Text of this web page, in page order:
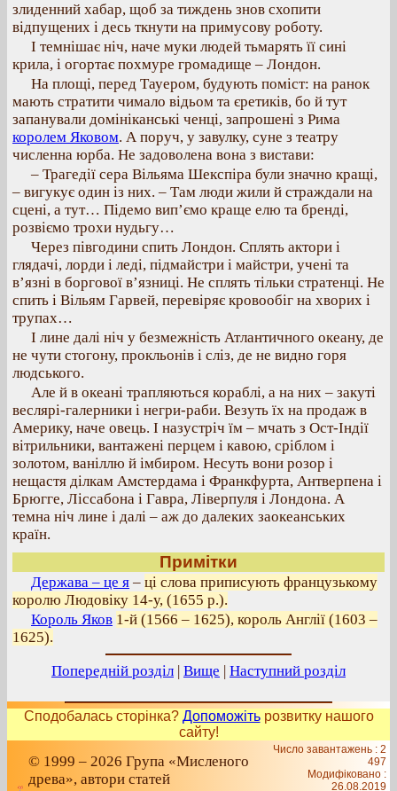
злиденний хабар, щоб за тиждень знов схопити
відпущених і десь ткнути на примусову роботу.
І темнішає ніч, наче муки людей тьмарять її сині
крила, і огортає похмуре громадище – Лондон.
На площі, перед Тауером, будують поміст: на ранок
мають стратити чимало відьом та єретиків, бо й тут
запанували домініканські ченці, запрошені з Рима
королем Яковом. А поруч, у завулку, суне з театру
численна юрба. Не задоволена вона з вистави:
– Трагедії сера Вільяма Шекспіра були значно кращі,
– вигукує один із них. – Там люди жили й страждали на
сцені, а тут… Підемо вип’ємо краще елю та бренді,
розвіємо трохи нудьгу…
Через півгодини спить Лондон. Сплять актори і
глядачі, лорди і леді, підмайстри і майстри, учені та
в’язні в боргової в’язниці. Не сплять тільки стратенці. Не
спить і Вільям Гарвей, перевіряє кровообіг на хворих і
трупах…
І лине далі ніч у безмежність Атлантичного океану, де
не чути стогону, прокльонів і сліз, де не видно горя
людського.
Але й в океані трапляються кораблі, а на них – закуті
веслярі-галерники і негри-раби. Везуть їх на продаж в
Америку, наче овець. І назустріч їм – мчать з Ост-Індії
вітрильники, вантажені перцем і кавою, сріблом і
золотом, ваніллю й імбиром. Несуть вони розор і
нещастя ділкам Амстердама і Франкфурта, Антверпена і
Брюгге, Ліссабона і Гавра, Ліверпуля і Лондона. А
темна ніч лине і далі – аж до далеких заокеанських
країн.
Примітки
Держава – це я – ці слова приписують французькому
королю Людовіку 14-у, (1655 р.).
Король Яков 1-й (1566 – 1625), король Англії (1603 –
1625).
Попередній розділ | Вище | Наступний розділ
Сподобалась сторінка? Допоможітьрозвитку нашого
сайту!
© 1999 – 2026 Група «Мисленого
древа», автори статей
Число завантажень : 2
497
Модифіковано :
26.08.2019